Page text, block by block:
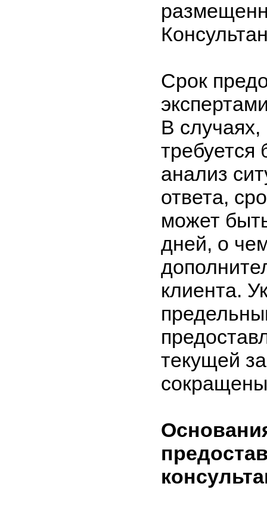
Срок
В случаях,
анализ
ответа,
может
дней, о
клиента.
текущей